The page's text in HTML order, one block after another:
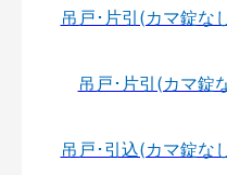
吊戸･片引(カマ錠な
吊戸･片引(カマ錠
吊戸･引込(カマ錠な